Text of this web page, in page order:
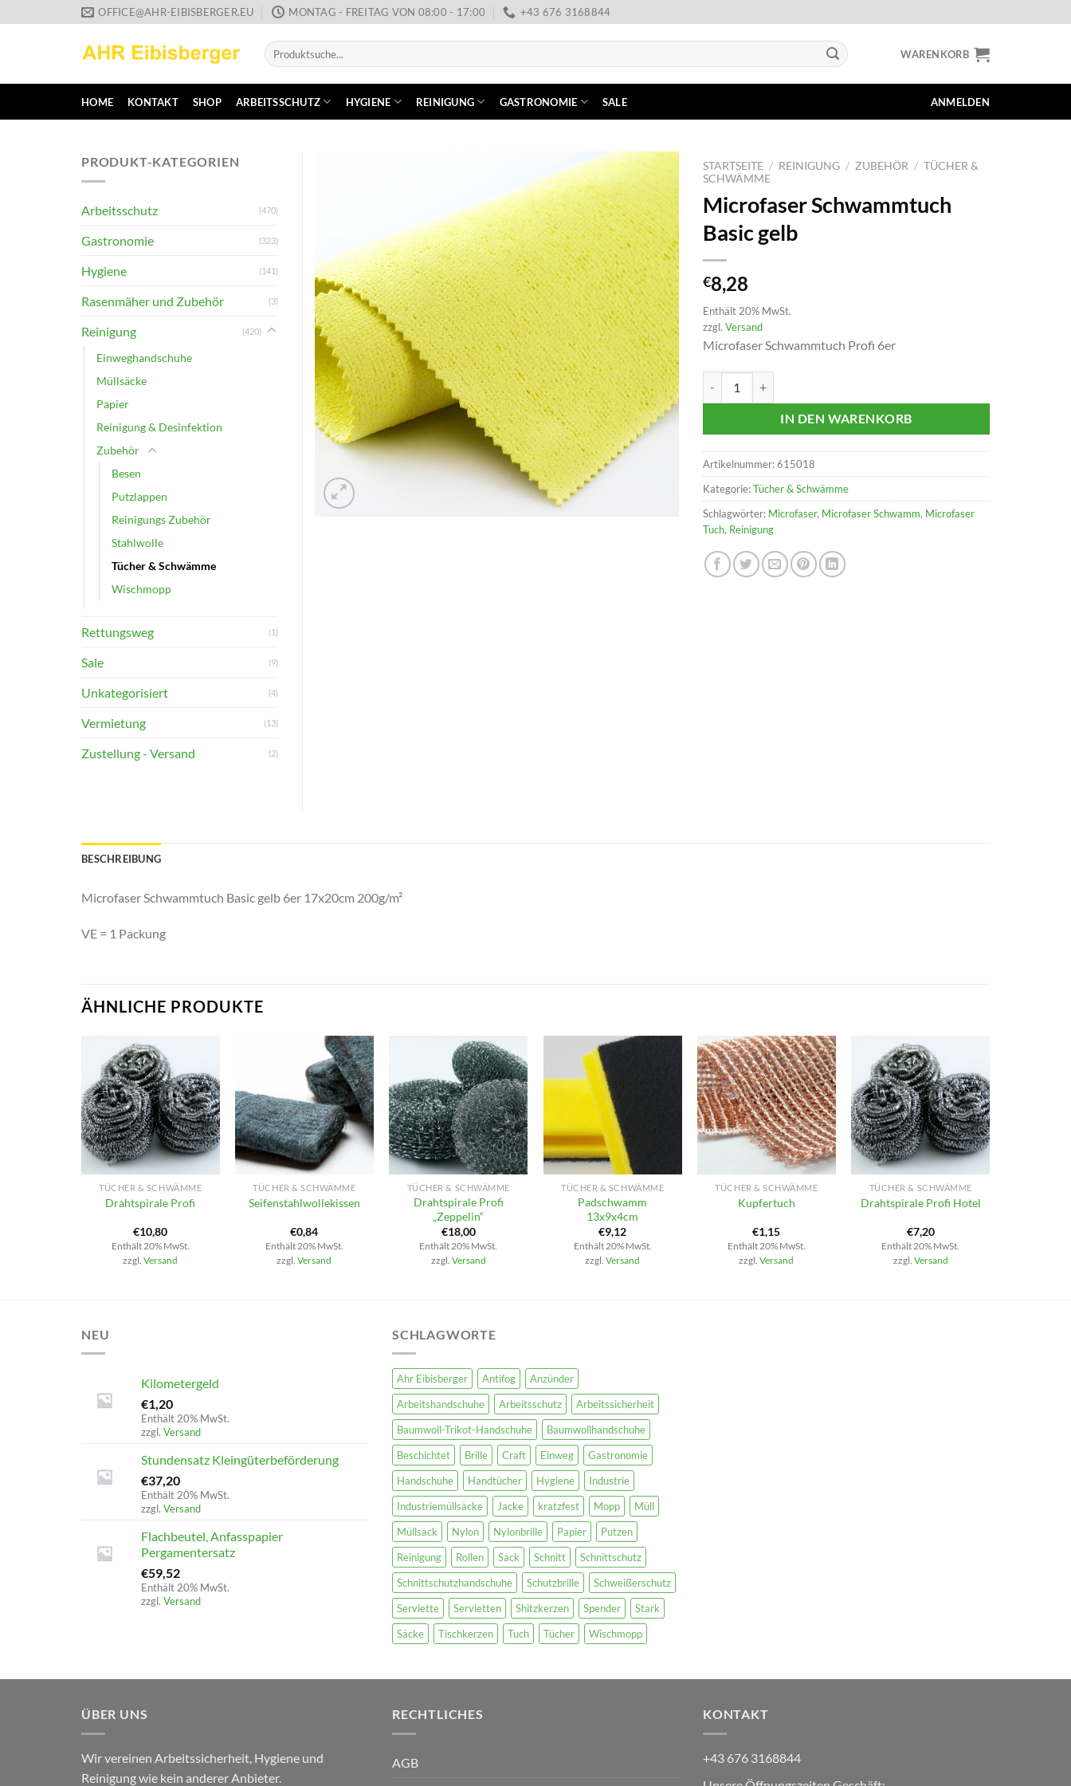
Inhalt
OFFICE@AHR-EIBISBERGER.EU MONTAG - FREITAG VON 08:00 - 17:00 +43 676 3168844
Suche
nach:
WARENKORB
HOME KONTAKT SHOP ARBEITSSCHUTZ HYGIENE REINIGUNG GASTRONOMIE SALE ANMELDEN
STARTSEITE / REINIGUNG / ZUBEHÖR / TÜCHER &
SCHWÄMME
Microfaser Schwammtuch
Basic gelb
€8,28
Enthält 20% MwSt.
zzgl. Versand
Microfaser Schwammtuch Profi 6er
IN DEN WARENKORB
Artikelnummer:615018
Kategorie:Tücher & Schwämme
Schlagwörter: Microfaser, Microfaser Schwamm, Microfaser
Tuch, Reinigung
PRODUKT-KATEGORIEN
Arbeitsschutz (470)
Gastronomie (323)
Hygiene (141)
Rasenmäher und Zubehör (3)
Reinigung (420)
Einweghandschuhe
Müllsäcke
Papier
Reinigung & Desinfektion
Zubehör
Besen
Putzlappen
Reinigungs Zubehör
Stahlwolle
Tücher & Schwämme
Wischmopp
Rettungsweg (1)
Sale (9)
Unkategorisiert (4)
Vermietung (13)
Zustellung - Versand (2)
BESCHREIBUNG
Microfaser Schwammtuch Basic gelb 6er 17x20cm 200g/m²
VE = 1 Packung
ÄHNLICHE PRODUKTE
+
TÜCHER & SCHWÄMME
Drahtspirale Profi
€10,80
Enthält 20% MwSt.
zzgl.Versand
+
TÜCHER & SCHWÄMME
Seifenstahlwollekissen
€0,84
Enthält 20% MwSt.
zzgl.Versand
+
TÜCHER & SCHWÄMME
Drahtspirale Profi
„Zeppelin“
€18,00
Enthält 20% MwSt.
zzgl. Versand
+
TÜCHER & SCHWÄMME
Padschwamm
13x9x4cm
€9,12
Enthält 20% MwSt.
zzgl.Versand
TÜCHER & SCHWÄMME
Kupfertuch
€1,15
Enthält 20% MwSt.
zzgl.Versand
+
TÜCHER & SCHWÄMME
Drahtspirale Profi Hotel
€7,20
Enthält 20% MwSt.
zzgl. Versand
NEU
Kilometergeld
€1,20
Enthält 20% MwSt.
zzgl. Versand
Stundensatz Kleingüterbeförderung
€37,20
Enthält 20% MwSt.
zzgl. Versand
Flachbeutel, Anfasspapier
Pergamentersatz
€59,52
Enthält 20% MwSt.
zzgl. Versand
SCHLAGWORTE
Ahr Eibisberger Antifog
Anzünder
Arbeitshandschuhe
Arbeitsschutz
Arbeitssicherheit
Baumwoll-Trikot-Handschuhe
Baumwollhandschuhe
Beschichtet
Brille Craft Einweg
Gastronomie
Handschuhe
Handtücher Hygiene
Industrie
Industriemüllsäcke
Jacke kratzfest Mopp
Müll
Müllsack
Nylon Nylonbrille Papier
Putzen
Reinigung
Rollen Sack Schnitt
Schnittschutz
Schnittschutzhandschuhe
Schutzbrille
Schweißerschutz
Serviette
Servietten Shitzkerzen Spender
Stark
Säcke
Tischkerzen Tuch Tücher Wischmopp
ÜBER UNS
Wir vereinen Arbeitssicherheit, Hygiene und
Reinigung wie kein anderer Anbieter.
RECHTLICHES
AGB
KONTAKT
+43 676 3168844